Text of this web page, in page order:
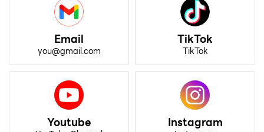
Email
you@gmail.com
TikTok
TikTok
Youtube Instagram